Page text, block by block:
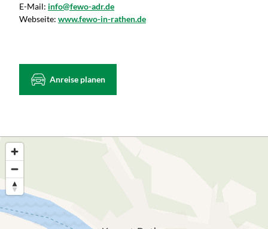
E-Mail: info@fewo-adr.de
Webseite: www.fewo-in-rathen.de
Anreise planen